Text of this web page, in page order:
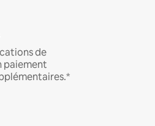
de
paiement